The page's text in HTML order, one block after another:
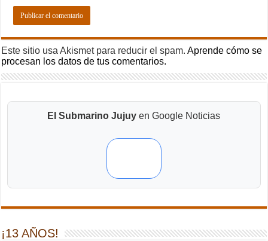
Este sitio usa Akismet para reducir el spam.Aprende cómo se
procesan los datos de tus comentarios.
El Submarino Jujuy en Google Noticias
¡13 AÑOS!